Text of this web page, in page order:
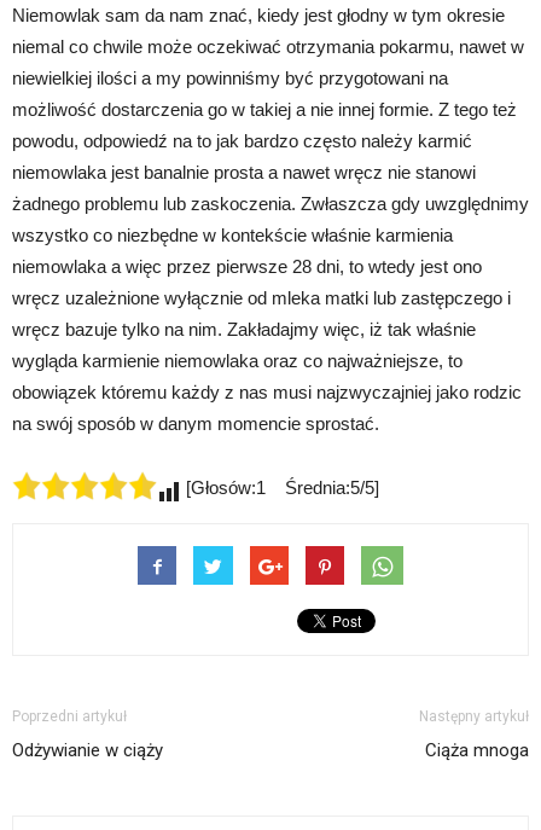
Niemowlak sam da nam znać, kiedy jest głodny w tym okresie
niemal co chwile może oczekiwać otrzymania pokarmu, nawet w
niewielkiej ilości a my powinniśmy być przygotowani na
możliwość dostarczenia go w takiej a nie innej formie. Z tego też
powodu, odpowiedź na to jak bardzo często należy karmić
niemowlaka jest banalnie prosta a nawet wręcz nie stanowi
żadnego problemu lub zaskoczenia. Zwłaszcza gdy uwzględnimy
wszystko co niezbędne w kontekście właśnie karmienia
niemowlaka a więc przez pierwsze 28 dni, to wtedy jest ono
wręcz uzależnione wyłącznie od mleka matki lub zastępczego i
wręcz bazuje tylko na nim. Zakładajmy więc, iż tak właśnie
wygląda karmienie niemowlaka oraz co najważniejsze, to
obowiązek któremu każdy z nas musi najzwyczajniej jako rodzic
na swój sposób w danym momencie sprostać.
[Głosów:1 Średnia:5/5]
Poprzedni artykuł
Odżywianie w ciąży
Następny artykuł
Ciąża mnoga